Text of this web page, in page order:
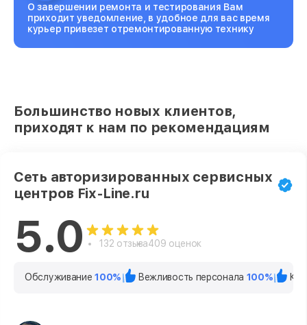
О завершении ремонта и тестирования Вам
приходит уведомление, в удобное для вас время
курьер привезет отремонтированную технику
Большинство новых клиентов,
приходят к нам по рекомендациям
Сеть авторизированных сервисных
центров Fix-Line.ru
5.0 132 отзыва409 оценок
Обслуживание100% Вежливость персонала 100%